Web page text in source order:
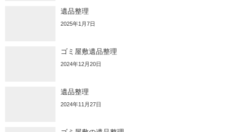
遺品整理
2025年1月7日
ゴミ屋敷遺品整理
2024年12月20日
遺品整理
2024年11月27日